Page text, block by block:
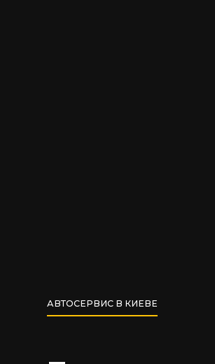
АВТОСЕРВИС В КИЕВЕ